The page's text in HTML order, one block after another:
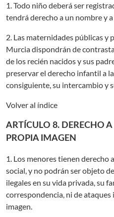
1. Todo niño deberá ser
tendrá derecho a un nombre y
2. Las maternidades públicas y
Murcia dispondrán de
de los recién nacidos y sus
preservar el derecho infantil a
consiguiente, su intercambio y
Volver al índice
ARTÍCULO 8. DERECHO
PROPIA IMAGEN
1. Los menores tienen derecho
social, y no podrán ser objeto
ilegales en su vida privada, su
correspondencia, ni de ataques
imagen.